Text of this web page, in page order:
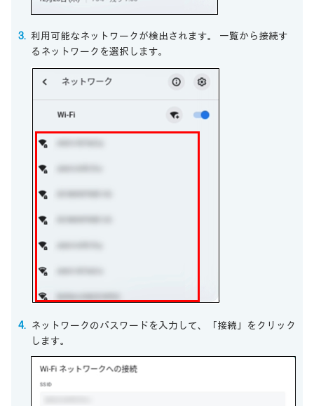
利用可能なネットワークが検出されます。 一覧から接続す
るネットワークを選択します。
ネットワークのパスワードを入力して、「接続」をクリック
します。